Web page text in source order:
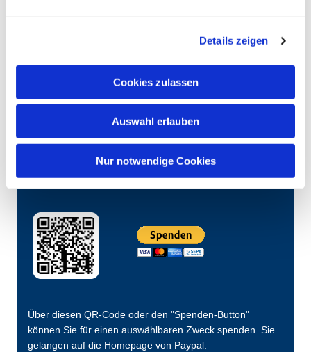
Details zeigen
Cookies zulassen
Auswahl erlauben
Nur notwendige Cookies
Über diesen QR-Code oder den "Spenden-Button"
können Sie für einen auswählbaren Zweck spenden. Sie
gelangen auf die Homepage von Paypal.